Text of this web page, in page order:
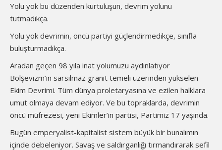
Yolu yok bu düzenden kurtuluşun, devrim yolunu
tutmadıkça.
Yolu yok devrimin, öncü partiyi güçlendirmedikçe, sınıfla
buluşturmadıkça.
Aradan geçen 98 yıla inat yolumuzu aydınlatıyor
Bolşevizm’in sarsılmaz granit temeli üzerinden yükselen
Ekim Devrimi. Tüm dünya proletaryasına ve ezilen halklara
umut olmaya devam ediyor. Ve bu topraklarda, devrimin
öncü müfrezesi, yeni Ekimler’in partisi, Partimiz 17 yaşında.
Bugün emperyalist-kapitalist sistem büyük bir bunalımın
içinde debeleniyor. Savaş ve saldırganlığı tırmandırarak sefil